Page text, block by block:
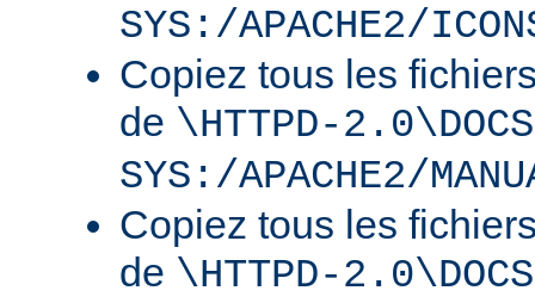
SYS:/APACHE2/
Copiez tous les
de \HTTPD-
SYS:/APACHE2/
Copiez tous les
de \HTTPD-